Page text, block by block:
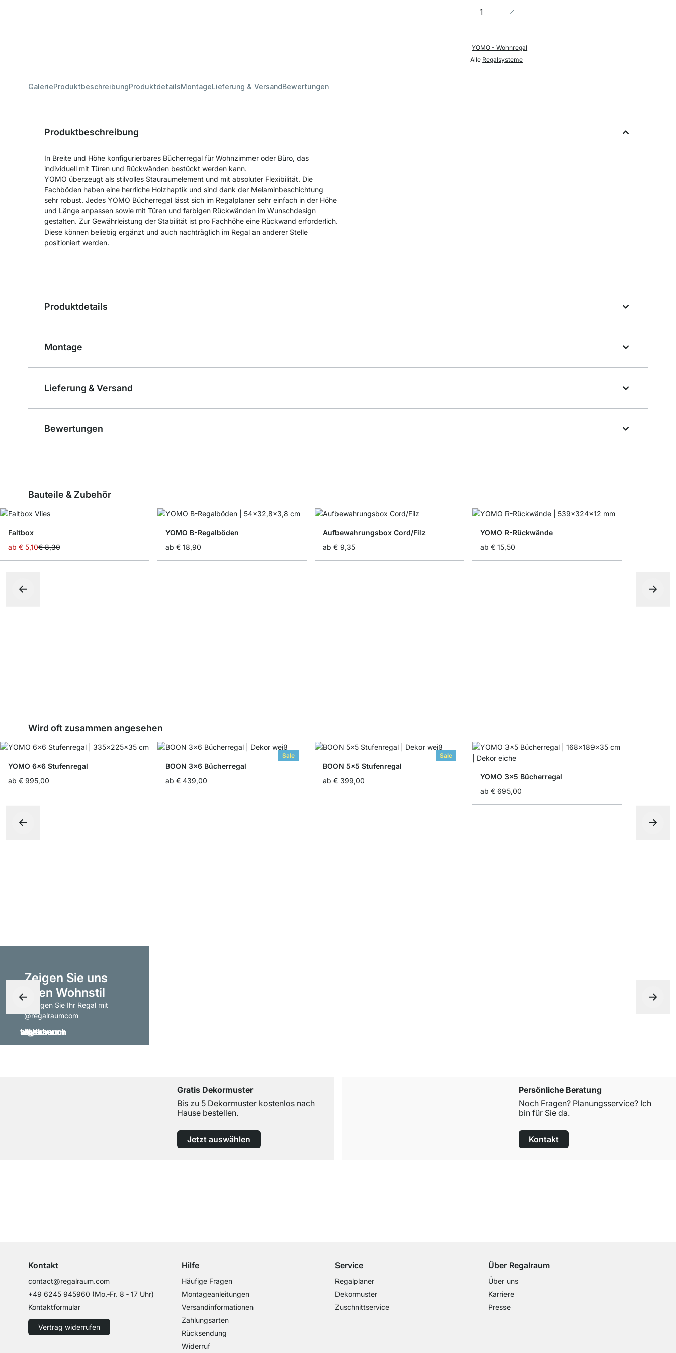
Menge
YOMO - Wohnregal
Alle Regalsysteme
GalerieProduktbeschreibungProduktdetailsMontageLieferung & VersandBewertungen
Produktbeschreibung
In Breite und Höhe konfigurierbares Bücherregal für Wohnzimmer oder Büro, das
individuell mit Türen und Rückwänden bestückt werden kann.
YOMO überzeugt als stilvolles Stauraumelement und mit absoluter Flexibilität. Die
Fachböden haben eine herrliche Holzhaptik und sind dank der Melaminbeschichtung
sehr robust. Jedes YOMO Bücherregal lässt sich im Regalplaner sehr einfach in der Höhe
und Länge anpassen sowie mit Türen und farbigen Rückwänden im Wunschdesign
gestalten. Zur Gewährleistung der Stabilität ist pro Fachhöhe eine Rückwand erforderlich.
Diese können beliebig ergänzt und auch nachträglich im Regal an anderer Stelle
positioniert werden.
Produktdetails
Montage
Lieferung & Versand
Bewertungen
Bauteile & Zubehör
Faltbox
ab € 5,10€ 8,30
YOMO B-Regalböden
ab € 18,90
Aufbewahrungsbox Cord/Filz
ab € 9,35
YOMO R-Rückwände
ab € 15,50
Wird oft zusammen angesehen
YOMO 6x6 Stufenregal
ab € 995,00
Sale
BOON 3x6 Bücherregal
ab € 439,00
Sale
BOON 5x5 Stufenregal
ab € 399,00
YOMO 3x5 Bücherregal
ab € 695,00
Zeigen Sie uns
Ihren Wohnstil
- taggen Sie Ihr Regal mit
@regalraumcom
Gratis Dekormuster
Bis zu 5 Dekormuster kostenlos nach
Hause bestellen.
Jetzt auswählen
Persönliche Beratung
Noch Fragen? Planungsservice? Ich
bin für Sie da.
Kontakt
Kontakt
contact@regalraum.com
+49 6245 945960 (Mo.‑Fr. 8 ‑ 17 Uhr)
Kontaktformular
Vertrag widerrufen
Hilfe
Häufige Fragen
Montageanleitungen
Versandinformationen
Zahlungsarten
Rücksendung
Widerruf
Service
Regalplaner
Dekormuster
Zuschnittservice
Über Regalraum
Über uns
Karriere
Presse